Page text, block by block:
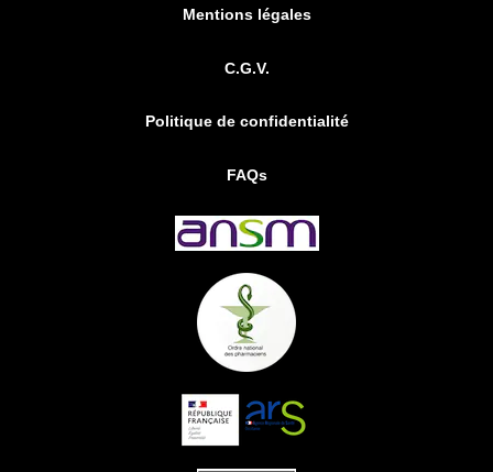
Mentions légales
C.G.V.
Politique de confidentialité
FAQs